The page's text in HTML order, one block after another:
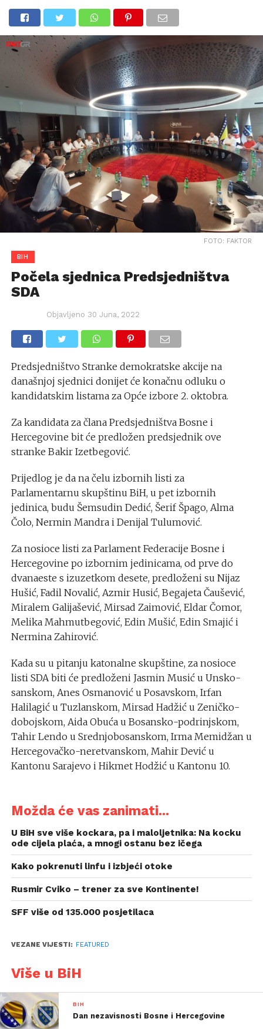
FOTO: FAKTOR
BIH
Počela sjednica Predsjedništva
SDA
Objavljeno 30 Juna, 2022
Predsjedništvo Stranke demokratske akcije na
današnjoj sjednici donijet će konačnu odluku o
kandidatskim listama za Opće izbore 2. oktobra.
Za kandidata za člana Predsjedništva Bosne i
Hercegovine bit će predložen predsjednik ove
stranke Bakir Izetbegović.
Prijedlog je da na čelu izbornih listi za
Parlamentarnu skupštinu BiH, u pet izbornih
jedinica, budu Šemsudin Dedić, Šerif Špago, Alma
Čolo, Nermin Mandra i Denijal Tulumović.
Za nosioce listi za Parlament Federacije Bosne i
Hercegovine po izbornim jedinicama, od prve do
dvanaeste s izuzetkom desete, predloženi su Nijaz
Hušić, Fadil Novalić, Azmir Husić, Begajeta Čaušević,
Miralem Galijašević, Mirsad Zaimović, Eldar Čomor,
Melika Mahmutbegović, Edin Mušić, Edin Smajić i
Nermina Zahirović.
Kada su u pitanju katonalne skupštine, za nosioce
listi SDA biti će predloženi Jasmin Musić u Unsko-
sanskom, Anes Osmanović u Posavskom, Irfan
Halilagić u Tuzlanskom, Mirsad Hadžić u Zeničko-
dobojskom, Aida Obuća u Bosansko-podrinjskom,
Tahir Lendo u Srednjobosanskom, Irma Memidžan u
Hercegovačko-neretvanskom, Mahir Dević u
Kantonu Sarajevo i Hikmet Hodžić u Kantonu 10.
Možda će vas zanimati...
U BiH sve više kockara, pa i maloljetnika: Na kocku
ode cijela plaća, a mnogi ostanu bez ičega
Kako pokrenuti linfu i izbjeći otoke
Rusmir Cviko – trener za sve Kontinente!
SFF više od 135.000 posjetilaca
VEZANE VIJESTI: FEATURED
Više u BiH
BIH
Dan nezavisnosti Bosne i Hercegovine